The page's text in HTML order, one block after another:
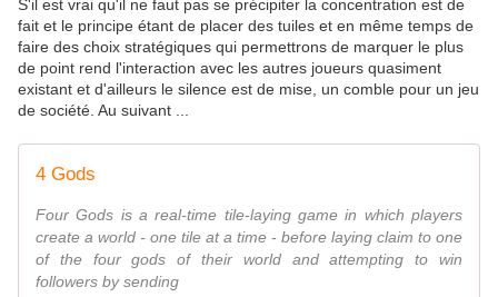
S'il est vrai qu'il ne faut pas se précipiter la concentration est de
fait et le principe étant de placer des tuiles et en même temps de
faire des choix stratégiques qui permettrons de marquer le plus
de point rend l'interaction avec les autres joueurs quasiment
existant et d'ailleurs le silence est de mise, un comble pour un jeu
de société. Au suivant ...
4 Gods
Four Gods is a real-time tile-laying game in which players
create a world - one tile at a time - before laying claim to one
of the four gods of their world and attempting to win
followers by sending